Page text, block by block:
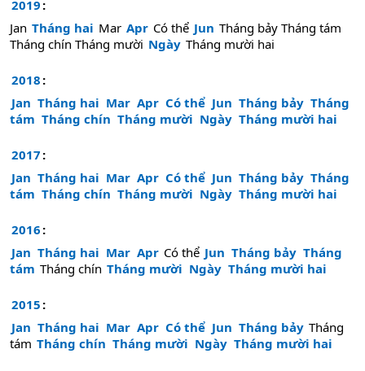
2019 :
Jan Tháng hai Mar Apr Có thể Jun Tháng bảy Tháng tám
Tháng chín Tháng mười Ngày Tháng mười hai
2018 :
Jan Tháng hai Mar Apr Có thể Jun Tháng bảy Tháng
tám Tháng chín Tháng mười Ngày Tháng mười hai
2017 :
Jan Tháng hai Mar Apr Có thể Jun Tháng bảy Tháng
tám Tháng chín Tháng mười Ngày Tháng mười hai
2016 :
Jan Tháng hai Mar Apr Có thể Jun Tháng bảy Tháng
tám Tháng chín Tháng mười Ngày Tháng mười hai
2015 :
Jan Tháng hai Mar Apr Có thể Jun Tháng bảy Tháng
tám Tháng chín Tháng mười Ngày Tháng mười hai